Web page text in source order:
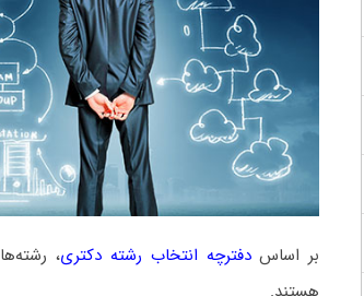
بر اساسدفترچه انتخاب رشته دکتری،